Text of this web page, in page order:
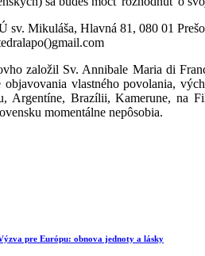
sv. Mikuláša, Hlavná 81, 080 01
založil Sv. Annibale Maria di
objavovania vlastného povolania,
Argentíne, Brazílii, Kamerune, na
momentálne nepôsobia.
pre Európu: obnova jednoty a lásky